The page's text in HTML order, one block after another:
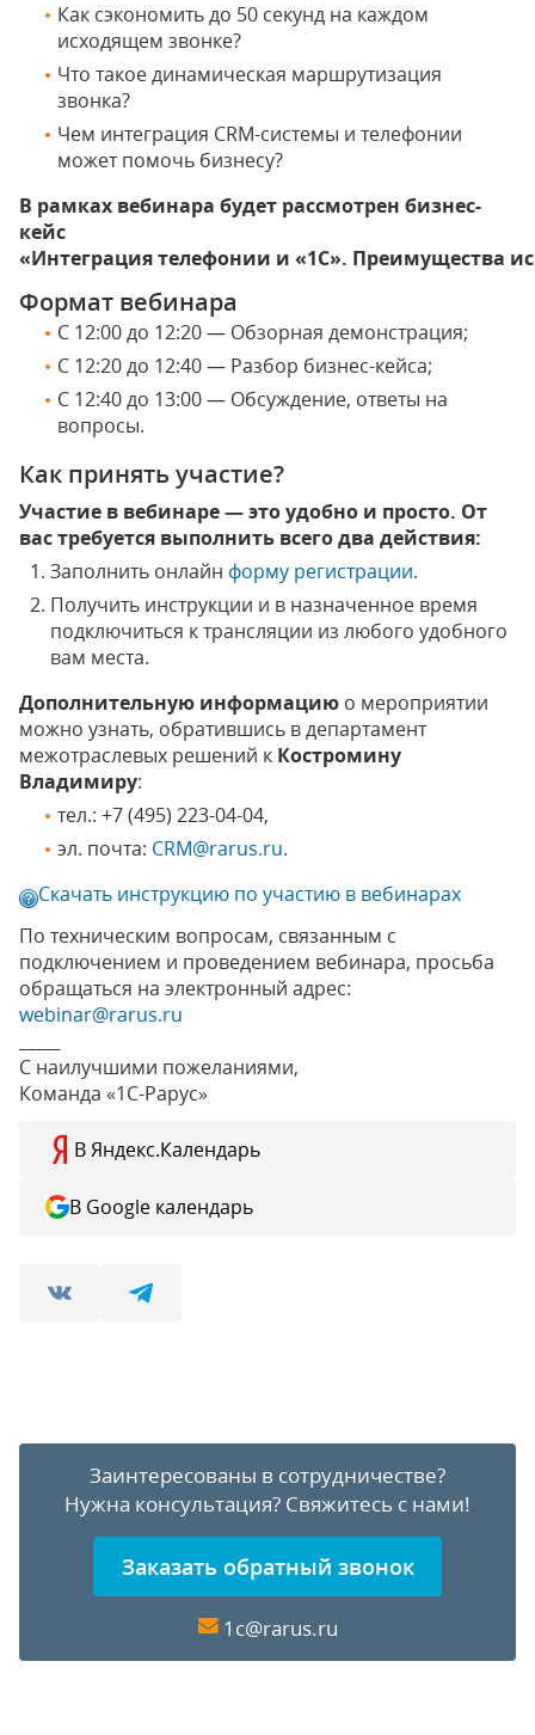
​Как сэкономить ​до 50 секунд на каждом
исходящем звонке?
​​Что такое динамическая маршрутизация
звонка?
Чем интеграция CRM-системы и телефонии
может помочь бизнесу?
В рамках вебинара будет рассмотрен бизнес-
кейс
«Интеграция телефонии и «1С». Преимущества
Формат вебинара
С 12:00 до 12:20 — Обзорная демонстрация;
С 12:20 до 12:40 — Разбор бизнес-кейса;
С 12:40 до 13:00 — Обсуждение, ответы на
вопросы.
Как принять участие?
Участие в вебинаре — это удобно и просто. От
вас требуется выполнить всего два действия:
Заполнить онлайн форму регистрации.
Получить инструкции и в назначенное время
подключиться к трансляции из любого удобного
вам места.
Дополнительную информацию о мероприятии
можно узнать, обратившись в департамент
межотраслевых решений к Костромину
Владимиру:
тел.: +7 (495) 223-04-04,
эл. почта: CRM@rarus.ru.
Скачать инструкцию по участию в вебинарах
По техническим вопросам, связанным с
подключением и проведением вебинара, просьба
обращаться на электронный адрес:
webinar@rarus.ru
С наилучшими пожеланиями,
Команда «1С-Рарус»
В Яндекс.Календарь
В Google календарь
Заинтересованы в сотрудничестве?
Нужна консультация? Свяжитесь с нами!
Заказать обратный звонок
1c@rarus.ru